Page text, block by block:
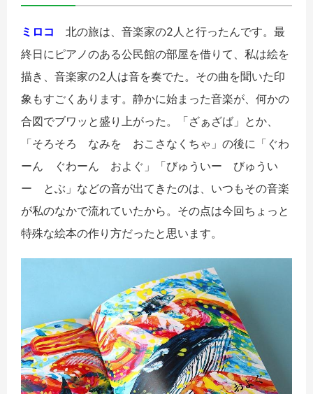
ミロコ 北の旅は、音楽家の2人と行ったんです。最
終日にピアノのある公民館の部屋を借りて、私は絵を
描き、音楽家の2人は音を奏でた。その曲を聞いた印
象もすごくあります。静かに始まった音楽が、何かの
合図でブワッと盛り上がった。「ざぁざば」とか、
「そろそろ なみを おこさなくちゃ」の後に「ぐわ
ーん ぐわーん およぐ」「びゅういー びゅうい
ー とぶ」などの音が出てきたのは、いつもその音楽
が私のなかで流れていたから。その点は今回ちょっと
特殊な絵本の作り方だったと思います。